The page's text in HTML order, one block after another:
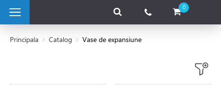
0
Principala Catalog Vase de expansiune